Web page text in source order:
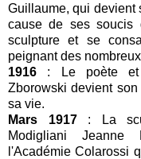
Guillaume, qui devient
cause de ses soucis
sculpture et se
peignant des
1916 : Le poète et
Zborowski devient
sa vie.
Mars 1917: La
Modigliani Jeanne
l'Académie Colarossi